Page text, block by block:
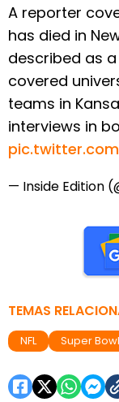
A reporter
has died in
described as
covered
teams in
interviews in
— Inside Edition
TEMAS
NFL Super Bowl